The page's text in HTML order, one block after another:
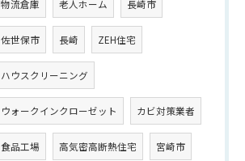
物流倉庫 老人ホーム 長崎市
佐世保市 長崎 ZEH住宅
ハウスクリーニング
ウォークインクローゼット カビ対策業者
食品工場 高気密高断熱住宅 宮崎市